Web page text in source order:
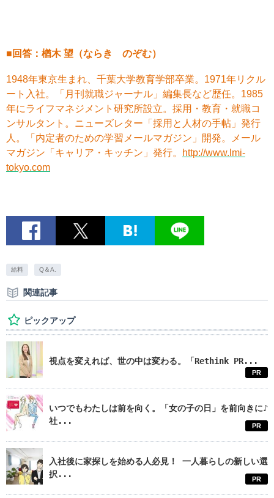
■回答：楢木 望（ならき のぞむ）
1948年東京生まれ、千葉大学教育学部卒業。1971年リクル
ート入社。「月刊就職ジャーナル」編集長など歴任。1985
年にライフマネジメント研究所設立。採用・教育・就職コ
ンサルタント。ニューズレター「採用と人材の手帖」発行
人。「内定者のための学習メールマガジン」開発。メール
マガジン「キャリア・キッチン」発行。
http://www.lmi-
tokyo.com
給料 Q＆A.
関連記事
ピックアップ
視点を変えれば、世の中は変わる。「Rethink PR...
PR
いつでもわたしは前を向く。「女の子の日」を前向きに♪
社...
PR
入社後に家探しを始める人必見！ 一人暮らしの新しい選
択...
PR